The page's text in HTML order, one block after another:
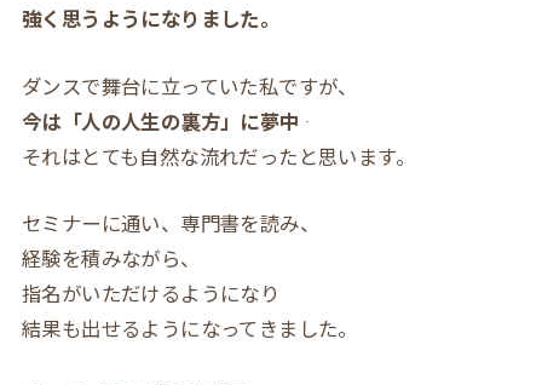
強く思うようになりました。
ダンスで舞台に立っていた私ですが、
今は「人の人生の裏方」に夢中
それはとても自然な流れだったと思います。
セミナーに通い、専門書を読み、
経験を積みながら、
指名がいただけるようになり
結果も出せるようになってきました。